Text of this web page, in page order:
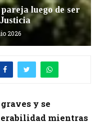
luego de ser
2026
y se
mientras